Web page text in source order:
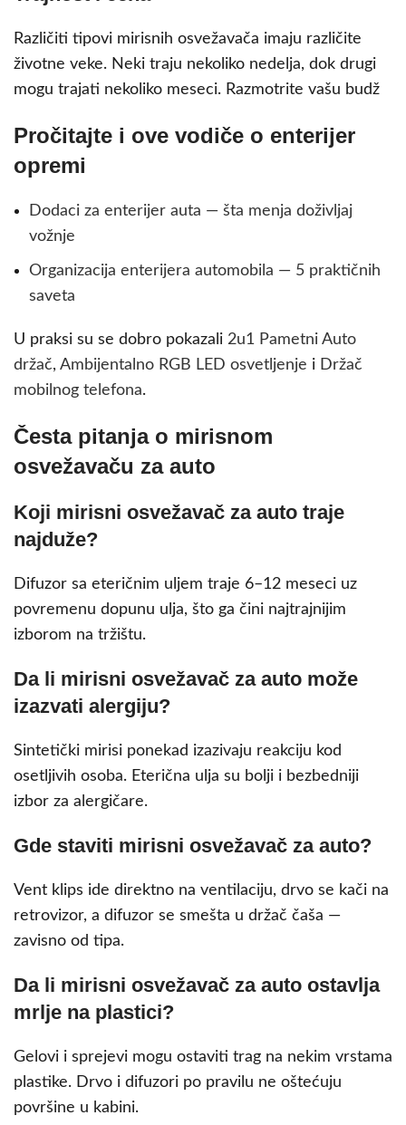
Različiti tipovi mirisnih osvežavača imaju različite
životne veke. Neki traju nekoliko nedelja, dok drugi
mogu trajati nekoliko meseci. Razmotrite vašu budž
Pročitajte i ove vodiče o enterijer
opremi
Dodaci za enterijer auta — šta menja doživljaj
vožnje
Organizacija enterijera automobila — 5 praktičnih
saveta
U praksi su se dobro pokazali 2u1 Pametni Auto
držač, Ambijentalno RGB LED osvetljenje i Držač
mobilnog telefona.
Česta pitanja o mirisnom
osvežavaču za auto
Koji mirisni osvežavač za auto traje
najduže?
Difuzor sa eteričnim uljem traje 6–12 meseci uz
povremenu dopunu ulja, što ga čini najtrajnijim
izborom na tržištu.
Da li mirisni osvežavač za auto može
izazvati alergiju?
Sintetički mirisi ponekad izazivaju reakciju kod
osetljivih osoba. Eterična ulja su bolji i bezbedniji
izbor za alergičare.
Gde staviti mirisni osvežavač za auto?
Vent klips ide direktno na ventilaciju, drvo se kači na
retrovizor, a difuzor se smešta u držač čaša —
zavisno od tipa.
Da li mirisni osvežavač za auto ostavlja
mrlje na plastici?
Gelovi i sprejevi mogu ostaviti trag na nekim vrstama
plastike. Drvo i difuzori po pravilu ne oštećuju
površine u kabini.